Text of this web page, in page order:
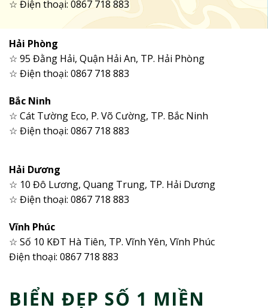
☆ Điện thoại: 0867 718 883
Hải Phòng
☆ 95 Đằng Hải, Quận Hải An, TP. Hải Phòng
☆ Điện thoại: 0867 718 883
Bắc Ninh
☆ Cát Tường Eco, P. Võ Cường, TP. Bắc Ninh
☆ Điện thoại: 0867 718 883
Hải Dương
☆ 10 Đô Lương, Quang Trung, TP. Hải Dương
☆ Điện thoại: 0867 718 883
Vĩnh Phúc
☆ Số 10 KĐT Hà Tiên, TP. Vĩnh Yên, Vĩnh Phúc
Điện thoại: 0867 718 883
BIỂN ĐẸP SỐ 1 MIỀN